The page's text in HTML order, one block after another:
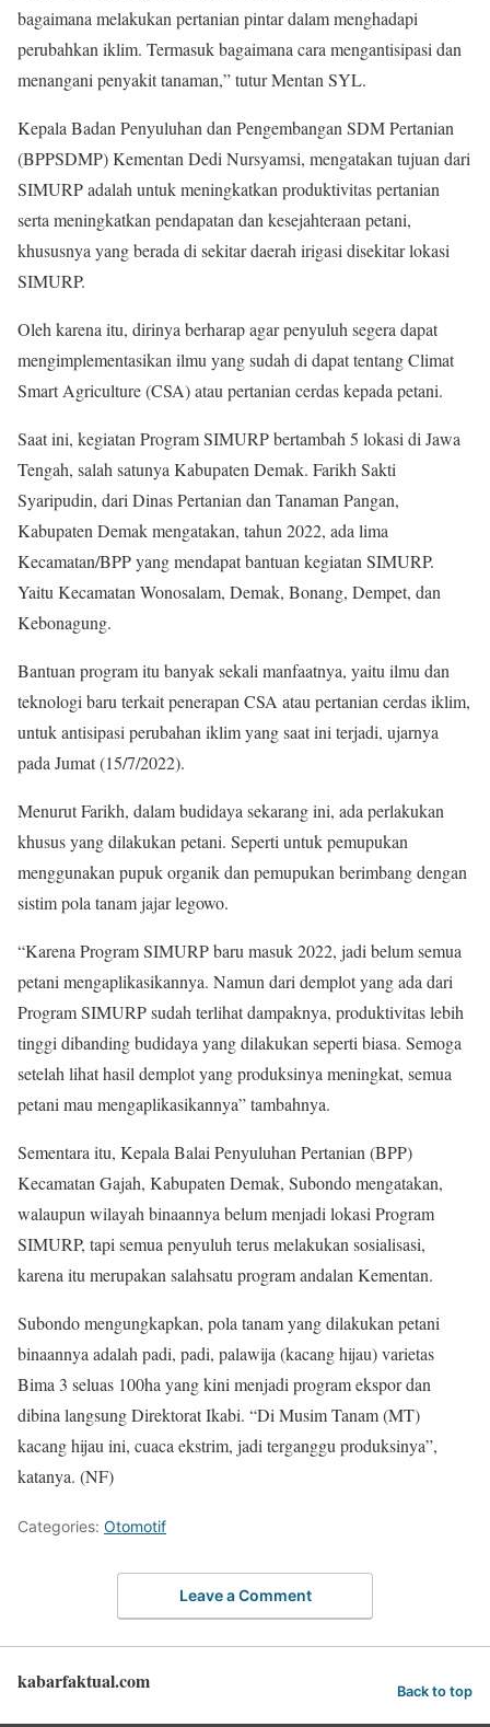
bagaimana melakukan pertanian pintar dalam menghadapi
perubahkan iklim. Termasuk bagaimana cara mengantisipasi dan
menangani penyakit tanaman,” tutur Mentan SYL.
Kepala Badan Penyuluhan dan Pengembangan SDM Pertanian
(BPPSDMP) Kementan Dedi Nursyamsi, mengatakan tujuan dari
SIMURP adalah untuk meningkatkan produktivitas pertanian
serta meningkatkan pendapatan dan kesejahteraan petani,
khususnya yang berada di sekitar daerah irigasi disekitar lokasi
SIMURP.
Oleh karena itu, dirinya berharap agar penyuluh segera dapat
mengimplementasikan ilmu yang sudah di dapat tentang Climat
Smart Agriculture (CSA) atau pertanian cerdas kepada petani.
Saat ini, kegiatan Program SIMURP bertambah 5 lokasi di Jawa
Tengah, salah satunya Kabupaten Demak. Farikh Sakti
Syaripudin, dari Dinas Pertanian dan Tanaman Pangan,
Kabupaten Demak mengatakan, tahun 2022, ada lima
Kecamatan/BPP yang mendapat bantuan kegiatan SIMURP.
Yaitu Kecamatan Wonosalam, Demak, Bonang, Dempet, dan
Kebonagung.
Bantuan program itu banyak sekali manfaatnya, yaitu ilmu dan
teknologi baru terkait penerapan CSA atau pertanian cerdas iklim,
untuk antisipasi perubahan iklim yang saat ini terjadi, ujarnya
pada Jumat (15/7/2022).
Menurut Farikh, dalam budidaya sekarang ini, ada perlakukan
khusus yang dilakukan petani. Seperti untuk pemupukan
menggunakan pupuk organik dan pemupukan berimbang dengan
sistim pola tanam jajar legowo.
“Karena Program SIMURP baru masuk 2022, jadi belum semua
petani mengaplikasikannya. Namun dari demplot yang ada dari
Program SIMURP sudah terlihat dampaknya, produktivitas lebih
tinggi dibanding budidaya yang dilakukan seperti biasa. Semoga
setelah lihat hasil demplot yang produksinya meningkat, semua
petani mau mengaplikasikannya” tambahnya.
Sementara itu, Kepala Balai Penyuluhan Pertanian (BPP)
Kecamatan Gajah, Kabupaten Demak, Subondo mengatakan,
walaupun wilayah binaannya belum menjadi lokasi Program
SIMURP, tapi semua penyuluh terus melakukan sosialisasi,
karena itu merupakan salahsatu program andalan Kementan.
Subondo mengungkapkan, pola tanam yang dilakukan petani
binaannya adalah padi, padi, palawija (kacang hijau) varietas
Bima 3 seluas 100ha yang kini menjadi program ekspor dan
dibina langsung Direktorat Ikabi. “Di Musim Tanam (MT)
kacang hijau ini, cuaca ekstrim, jadi terganggu produksinya”,
katanya. (NF)
Categories: Otomotif
Leave a Comment
kabarfaktual.com Back to top